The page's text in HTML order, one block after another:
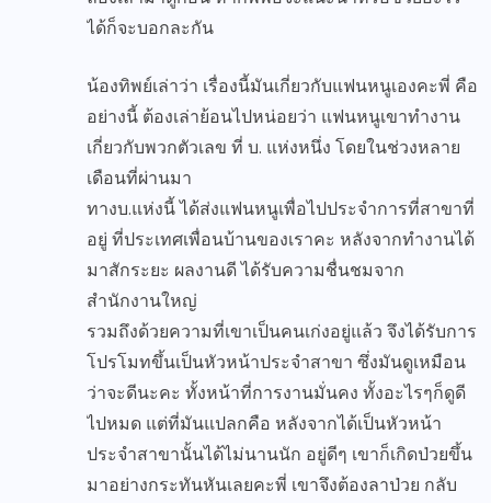
ได้ก็จะบอกละกัน
น้องทิพย์เล่าว่า เรื่องนี้มันเกี่ยวกับแฟนหนูเองคะพี่ คือ
อย่างนี้ ต้องเล่าย้อนไปหน่อยว่า แฟนหนูเขาทำงาน
เกี่ยวกับพวกตัวเลข ที่ บ. แห่งหนึ่ง โดยในช่วงหลาย
เดือนที่ผ่านมา
ทางบ.แห่งนี้ ได้ส่งแฟนหนูเพื่อไปประจำการที่สาขาที่
อยู่ ที่ประเทศเพื่อนบ้านของเราคะ หลังจากทำงานได้
มาสักระยะ ผลงานดี ได้รับความชื่นชมจาก
สำนักงานใหญ่
รวมถึงด้วยความที่เขาเป็นคนเก่งอยู่แล้ว จึงได้รับการ
โปรโมทขึ้นเป็นหัวหน้าประจำสาขา ซึ่งมันดูเหมือน
ว่าจะดีนะคะ ทั้งหน้าที่การงานมั่นคง ทั้งอะไรๆก็ดูดี
ไปหมด แต่ที่มันแปลกคือ หลังจากได้เป็นหัวหน้า
ประจำสาขานั้นได้ไม่นานนัก อยู่ดีๆ เขาก็เกิดป่วยขึ้น
มาอย่างกระทันหันเลยคะพี่ เขาจึงต้องลาป่วย กลับ